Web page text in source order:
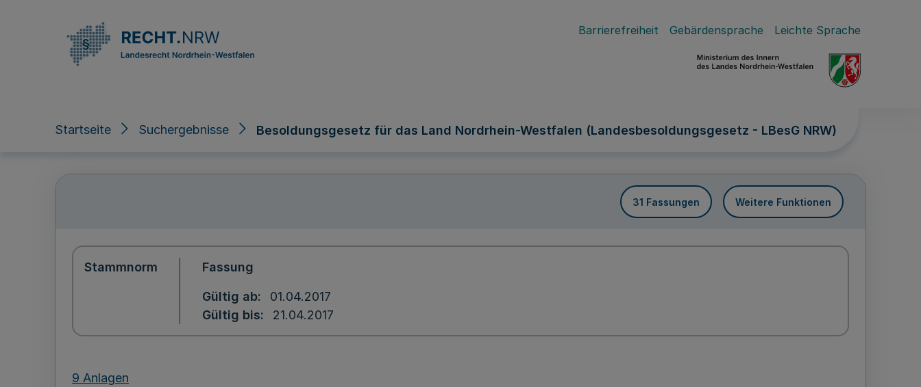
Barrierefreiheit Gebärdensprache Leichte Sprache
Startseite Suchergebnisse Besoldungsgesetz für das Land Nordrhein-Westfalen (Landesbesoldungsgesetz - LBesG NRW)
31 Fassungen Weitere Funktionen
Stammnorm Fassung
Gültig ab
01.04.2017
Gültig bis
21.04.2017
9 Anlagen